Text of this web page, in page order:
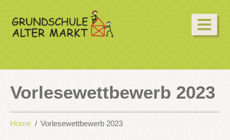
Vorlesewettbewerb 2023
Home Vorlesewettbewerb 2023